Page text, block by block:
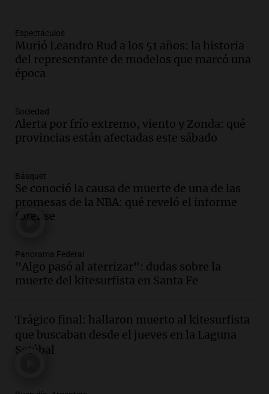
Audio.
Matías, un inmigrante temoroso
ante la detención y deportación en
Estados Unidos
Panorama Federal
Audio.
conectividad fronteriza, aérea y digital
con Jujuy
Audio. Del fitness a la longevidad: por
qué crece el consumo de alimentos con
proteínas
Una mañana para todos
Audio.Investigan un asalto millonario a
la cooperativa Talamochita en Villa
María
Audio.La construcción en Argentina
cayó 4,1% en junio pero acumula un
aumento del 2,8% en el semestre
Espectáculos
Murió Leandro Rud a los 51 años: la historia
del representante de modelos que marcó una
época
Sociedad
Alerta por frío extremo, viento y Zonda: qué
provincias están afectadas este sábado
Básquet
Se conoció la causa de muerte de una de las
promesas de la NBA: qué reveló el informe
forense
Panorama Federal
"Algo pasó al aterrizar": dudas sobre la
muerte del kitesurfista en Santa Fe
Trágico final: hallaron muerto al kitesurfista
que buscaban desde el jueves en la Laguna
Setúbal